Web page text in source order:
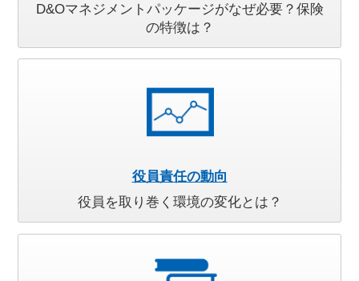
D&Oマネジメントパッケージがなぜ必要？保険
の特徴は？
役員責任の動向
役員を取り巻く環境の変化とは？